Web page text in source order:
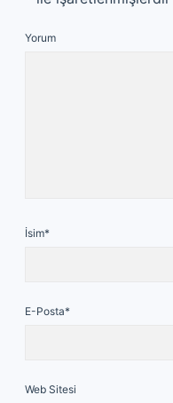
Yorum
İsim*
E-Posta*
Web Sitesi